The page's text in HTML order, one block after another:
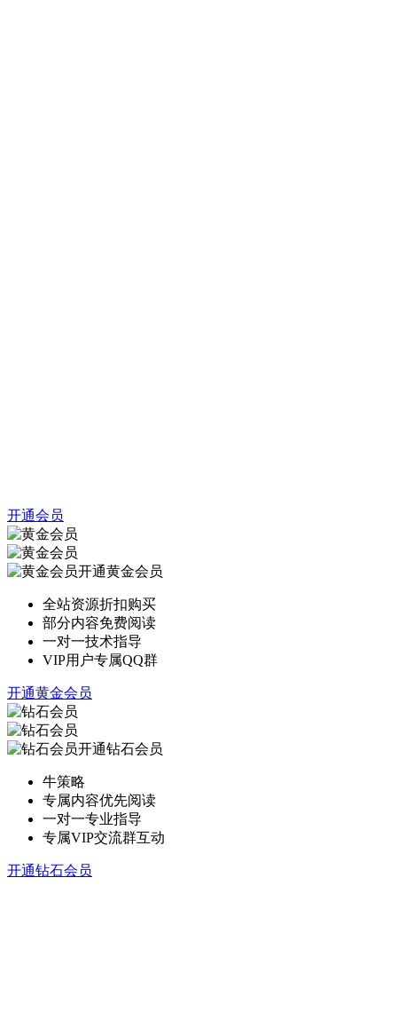
开通会员
开通黄金会员
全站资源折扣购买
部分内容免费阅读
一对一技术指导
VIP用户专属QQ群
开通黄金会员
开通钻石会员
牛策略
专属内容优先阅读
一对一专业指导
专属VIP交流群互动
开通钻石会员